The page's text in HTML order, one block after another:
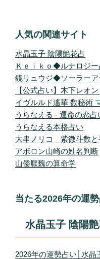
人気の関連サイト
水晶玉子 陰陽艶花占
Ｋｅｉｋｏ◆ルナロジー
鏡リュウジ◆ソーラーア
【公式占い】木下レオ
イヴルルド遙華 数秘術
うらなえる - 運命の恋占
うらなえる本格占い
大串ノリコ 紫微斗数と
アポロン山崎の姓名判断
山倭厭魏の算命学
当たる2026年の運
水晶玉子 陰陽
2026年の運勢占い│水